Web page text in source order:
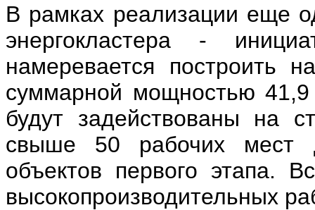
В рамках реализации еще
энергокластера -
намеревается построить
суммарной мощностью
будут задействованы на
свыше 50 рабочих мест
объектов первого этапа.
высокопроизводительных